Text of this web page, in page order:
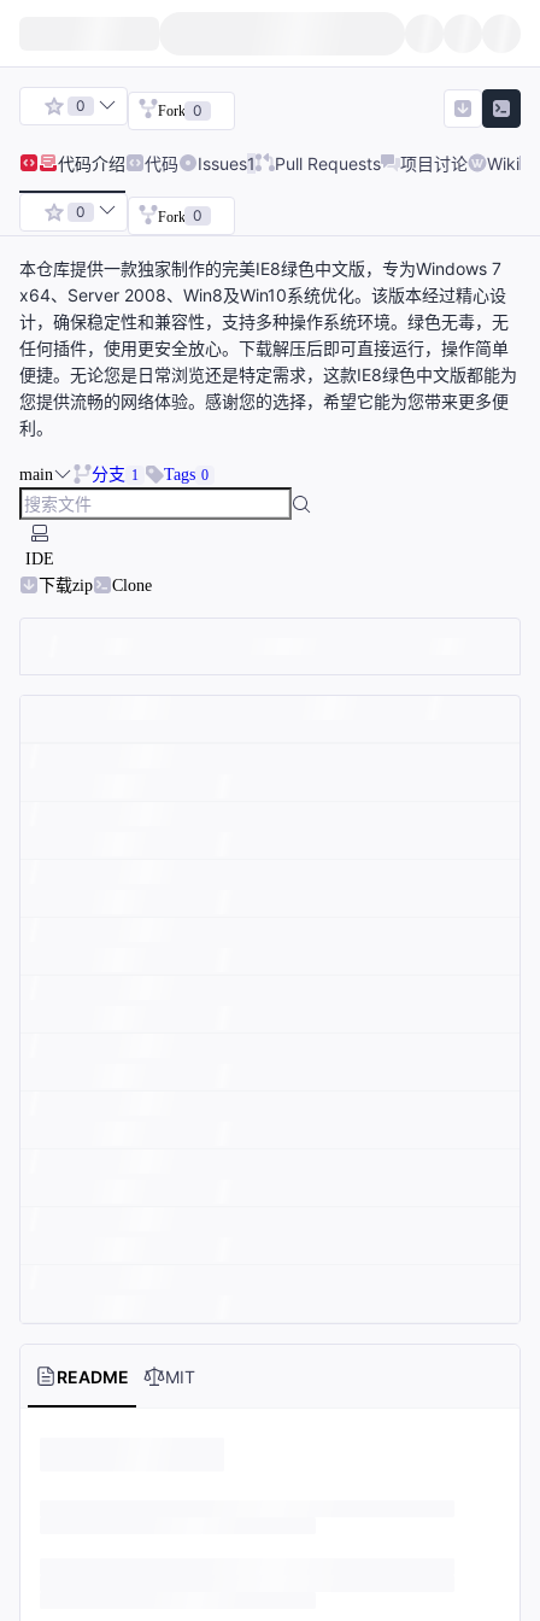
0 Fork 0
代码介绍 代码 Issues1 Pull Requests 项目讨论 Wiki
0 Fork 0
本仓库提供一款独家制作的完美IE8绿色中文版，专为Windows 7
x64、Server 2008、Win8及Win10系统优化。该版本经过精心设
计，确保稳定性和兼容性，支持多种操作系统环境。绿色无毒，无
任何插件，使用更安全放心。下载解压后即可直接运行，操作简单
便捷。无论您是日常浏览还是特定需求，这款IE8绿色中文版都能为
您提供流畅的网络体验。感谢您的选择，希望它能为您带来更多便
利。
main 分支 1 Tags 0
IDE
下载zip
Clone
README MIT